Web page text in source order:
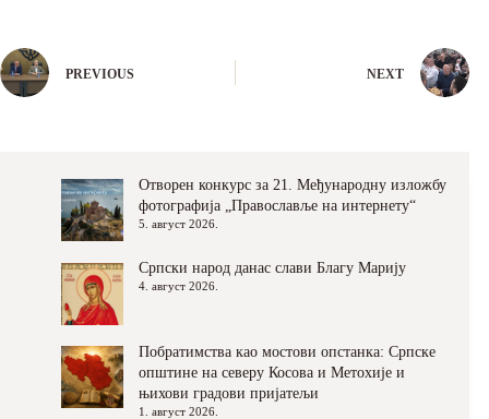
PREVIOUS NEXT
Отворен конкурс за 21. Међународну изложбу
фотографија „Православље на интернету“
5. август 2026.
Српски народ данас слави Благу Марију
4. август 2026.
Побратимства као мостови опстанка: Српске
општине на северу Косова и Метохије и
њихови градови пријатељи
1. август 2026.